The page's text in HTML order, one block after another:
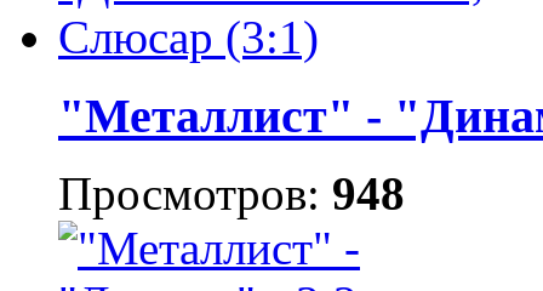
"Металлист" -
Просмотров: 948